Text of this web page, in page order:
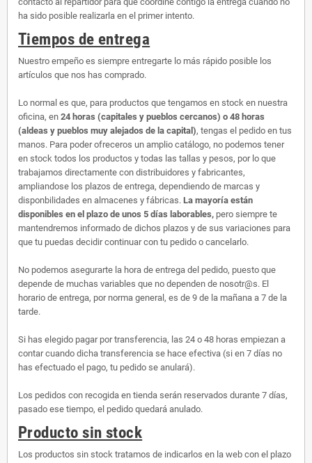
ha sido posible realizarla en el primer intento.
Tiempos de entrega
Nuestro empeño es siempre entregarte lo más rápido posible los
artículos que nos has comprado.
Lo normal es que, para productos que tengamos en stock en nuestra
oficina, en 24 horas (capitales y pueblos cercanos) o 48 horas
(aldeas y pueblos muy alejados de la capital), tengas el pedido en tus
manos. Para poder ofreceros un amplio catálogo, no podemos tener
en stock todos los productos y todas las tallas y pesos, por lo que
trabajamos directamente con distribuidores y fabricantes,
ampliandose los plazos de entrega, dependiendo de marcas y
disponbilidades en almacenes y fábricas. La mayoría están
disponibles en el plazo de unos 5 días laborables, pero siempre te
mantendremos informado de dichos plazos y de sus variaciones para
que tu puedas decidir continuar con tu pedido o cancelarlo.
No podemos asegurarte la hora de entrega del pedido, puesto que
depende de muchas variables que no dependen de nosotr@s. El
horario de entrega, por norma general, es de 9 de la mañana a 7 de la
tarde.
Si has elegido pagar por transferencia, las 24 o 48 horas empiezan a
contar cuando dicha transferencia se hace efectiva (si en 7 días no
has efectuado el pago, tu pedido se anulará).
Los pedidos con recogida en tienda serán reservados durante 7 días,
pasado ese tiempo, el pedido quedará anulado.
Producto sin stock
Los productos sin stock tratamos de indicarlos en la web con el plazo